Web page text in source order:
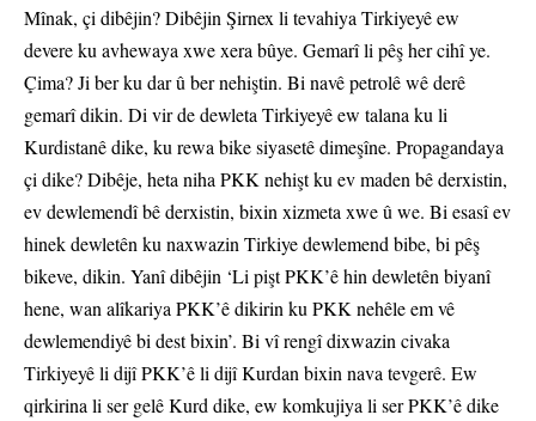
Mînak, çi dibêjin? Dibêjin Şirnex li tevahiya Tirkiyeyê ew
devere ku avhewaya xwe xera bûye. Gemarî li pêş her cihî ye.
Çima? Ji ber ku dar û ber nehiştin. Bi navê petrolê wê derê
gemarî dikin. Di vir de dewleta Tirkiyeyê ew talana ku li
Kurdistanê dike, ku rewa bike siyasetê dimeşîne. Propagandaya
çi dike? Dibêje, heta niha PKK nehişt ku ev maden bê derxistin,
ev dewlemendî bê derxistin, bixin xizmeta xwe û we. Bi esasî ev
hinek dewletên ku naxwazin Tirkiye dewlemend bibe, bi pêş
bikeve, dikin. Yanî dibêjin ‘Li pişt PKK’ê hin dewletên biyanî
hene, wan alîkariya PKK’ê dikirin ku PKK nehêle em vê
dewlemendiyê bi dest bixin’. Bi vî rengî dixwazin civaka
Tirkiyeyê li dijî PKK’ê li dijî Kurdan bixin nava tevgerê. Ew
qirkirina li ser gelê Kurd dike, ew komkujiya li ser PKK’ê dike